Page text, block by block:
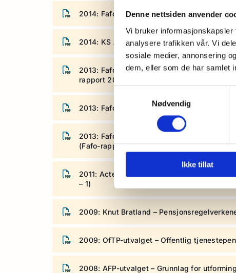
Denne nettsiden anvender
Vi bruker informasjonskapsler
analysere trafikken vår. Vi
sosiale medier, annonsering
dem, eller som de har samlet
Samtykkevalg
Nødvendig
Ikke tillat
2014: Fafo – Tjenestepensjonsmarkedet
2014: KS Advokatene - Må kommunale
2013: Fafo – Arbeid, pensjon eller begge
rapport 2013:12)
2013: Fafo – Tjenestepensjonsmarkedet
2013: Fafo – Kommunale
(Fafo-rapport 2013:38)
2011: Actecan - Hvordan sikre kommunen
– 1)
2009: Knut Bratland –
2009: OfTP-utvalget – Offentlig
2008: AFP-utvalget – Grunnlag for